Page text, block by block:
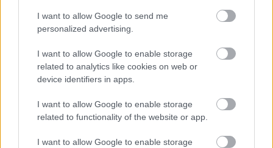
I want to allow Google to send me
personalized advertising.
I want to allow Google to enable storage
related to analytics like cookies on web or
device identifiers in apps.
I want to allow Google to enable storage
related to functionality of the website or app.
I want to allow Google to enable storage
auf dem Tisch verteilt; die rohen Körner liegen
locker und natürlich verstreut. Davor steht eine
Holzschaufel, gefüllt mit weiterem Reis, die die
Texturen und Farben von Schüssel und Löffel
aufgreift. Hinter der Schüssel fängt eine Glasflasche
mit goldenem Olivenöl das warme Licht ein,
Petersilie dem ansonsten neutralen Farbschema
Farbe und Kontrast verleihen.
Die Tischplatte selbst ist ein wesentlicher